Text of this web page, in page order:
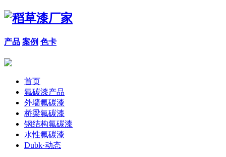
产品 案例 色卡
首页
氟碳漆产品
外墙氟碳漆
桥梁氟碳漆
钢结构氟碳漆
水性氟碳漆
Dubk·动态